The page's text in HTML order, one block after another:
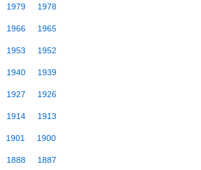
1979 1978
1966 1965
1953 1952
1940 1939
1927 1926
1914 1913
1901 1900
1888 1887